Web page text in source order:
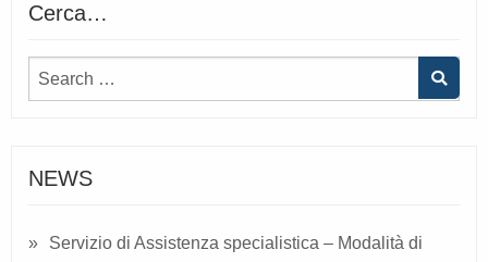
Cerca…
NEWS
Servizio di Assistenza specialistica – Modalità di